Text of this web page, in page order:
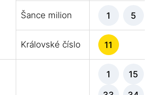
Šance milion 1 5
Královské číslo 11
1 15